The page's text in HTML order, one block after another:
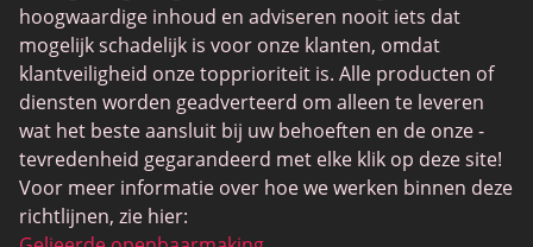
Lesbische Dating
Black Dating Sites
SugarDaddyMeet
LatinAmericanCupid
CatholicMatch
hoogwaardige inhoud en adviseren nooit iets dat
mogelijk schadelijk is voor onze klanten, omdat
klantveiligheid onze topprioriteit is. Alle producten of
diensten worden geadverteerd om alleen te leveren
wat het beste aansluit bij uw behoeften en de onze -
tevredenheid gegarandeerd met elke klik op deze site!
Voor meer informatie over hoe we werken binnen deze
richtlijnen, zie hier: